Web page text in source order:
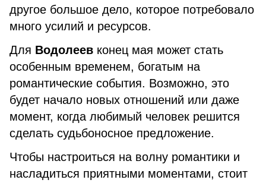
другое большое дело, которое потребовало
много усилий и ресурсов.
Для Водолеев конец мая может стать
особенным временем, богатым на
романтические события. Возможно, это
будет начало новых отношений или даже
момент, когда любимый человек решится
сделать судьбоносное предложение.
Чтобы настроиться на волну романтики и
насладиться приятными моментами, стоит